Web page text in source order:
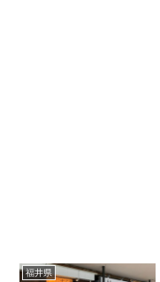
福井県